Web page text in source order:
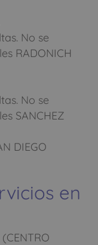
No se
RADONICH
No se
SANCHEZ
DIEGO
en